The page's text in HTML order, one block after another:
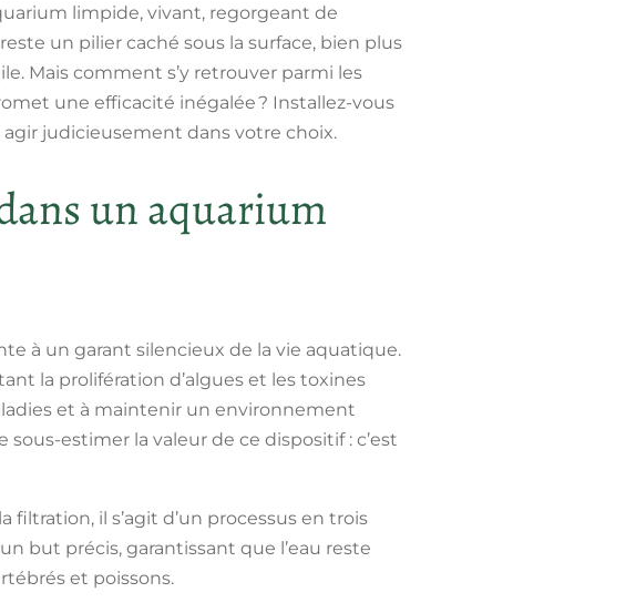
limpide, vivant, regorgeant de
un pilier caché sous la surface, bien plus
Mais comment s’y retrouver parmi les
une efficacité inégalée ? Installez-vous
judicieusement dans votre choix.
un aquarium
à un garant silencieux de la vie aquatique.
la prolifération d’algues et les toxines
et à maintenir un environnement
estimer la valeur de ce dispositif : c’est
filtration, il s’agit d’un processus en trois
but précis, garantissant que l’eau reste
et poissons.